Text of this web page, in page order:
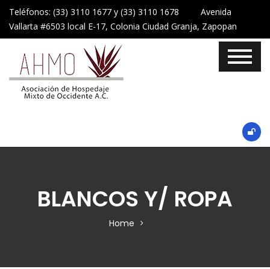
Teléfonos: (33) 3110 1677 y (33) 3110 1678 Avenida
Vallarta #6503 local E-17, Colonia Ciudad Granja, Zapopan
BLANCOS Y/ ROPA
Home